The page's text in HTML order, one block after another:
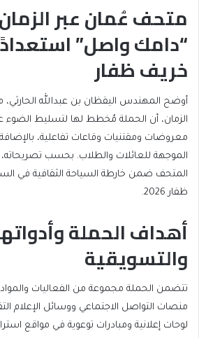
متحف عُمان عبر
“دامك واصل”
خريف ظفار
أوضح المهندس اليقظان بن عبدالله
الزمان، أن الحملة مُخطط لها لتسليط
معروضات ومقتنيات وقاعات تفاعلية، بالإضافة
الموجهة للعائلات والطلاب. بحسب
المتحف ضمن خارطة السياحة الثقافية في
ظفار 2026.
أهداف الحملة
والتسويقية
تتضمن الحملة مجموعة من الفعاليات والمواد
منصات التواصل الاجتماعي ووسائل الإعلام
لوحات إعلانية ومبادرات توعوية في مواقع